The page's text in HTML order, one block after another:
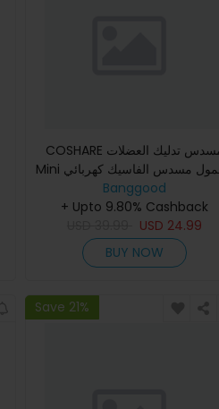
COSHARE مسدس تدليك العضلات
Mini محمول مسدس الفاسيك كهربائي
6 سرعات قابل للتعديل مدلك استرخاء
العضلات للياقة البدنية
Banggood
+ Upto 9.80% Cashback
USD 24.99
BUY NOW
Save 21%